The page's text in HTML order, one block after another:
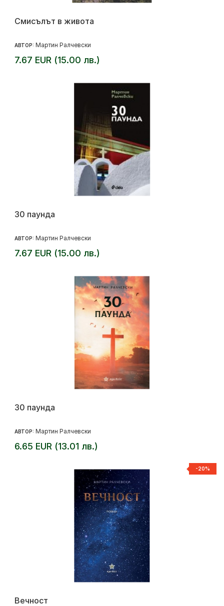
Смисълът в живота
АВТОР: Мартин Ралчевски
7.67 EUR (15.00 лв.)
30 паунда
АВТОР: Мартин Ралчевски
7.67 EUR (15.00 лв.)
30 паунда
АВТОР: Мартин Ралчевски
6.65 EUR (13.01 лв.)
-20%
Вечност